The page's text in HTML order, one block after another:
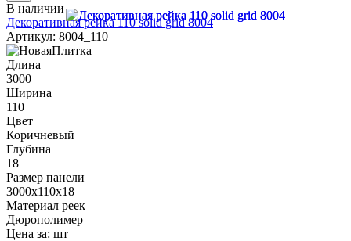
В наличии
Декоративная рейка 110 solid grid 8004
Артикул: 8004_110
Длина
3000
Ширина
110
Цвет
Коричневый
Глубина
18
Размер панели
3000x110x18
Материал реек
Дюрополимер
Цена за: шт